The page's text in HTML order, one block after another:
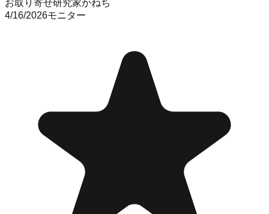
お取り寄せ研究家かねち
4/16/2026モニター